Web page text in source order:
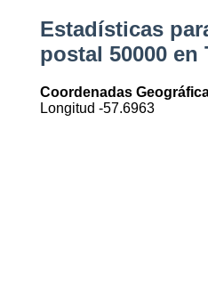
Estadísticas
postal 50000 en
Coordenadas
Longitud -57.6963